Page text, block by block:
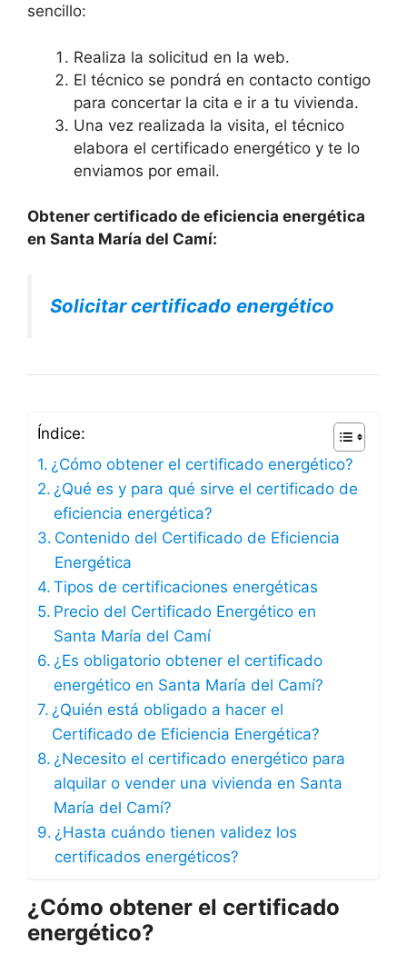
sencillo:
Realiza la solicitud en la web.
El técnico se pondrá en contacto contigo
para concertar la cita e ir a tu vivienda.
Una vez realizada la visita, el técnico
elabora el certificado energético y te lo
enviamos por email.
Obtener certificado de eficiencia energética
en Santa María del Camí:
Solicitar certificado energético
Índice:
¿Cómo obtener el certificado energético?
¿Qué es y para qué sirve el certificado de
eficiencia energética?
Contenido del Certificado de Eficiencia
Energética
Tipos de certificaciones energéticas
Precio del Certificado Energético en
Santa María del Camí
¿Es obligatorio obtener el certificado
energético en Santa María del Camí?
¿Quién está obligado a hacer el
Certificado de Eficiencia Energética?
¿Necesito el certificado energético para
alquilar o vender una vivienda en Santa
María del Camí?
¿Hasta cuándo tienen validez los
certificados energéticos?
¿Cómo obtener el certificado
energético?